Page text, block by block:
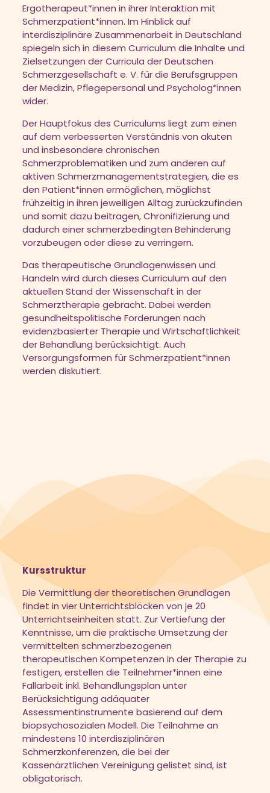
Ergotherapeut*innen in ihrer Interaktion mit
Schmerzpatient*innen. Im Hinblick auf
interdisziplinäre Zusammenarbeit in Deutschland
spiegeln sich in diesem Curriculum die Inhalte und
Zielsetzungen der Curricula der Deutschen
Schmerzgesellschaft e. V. für die Berufsgruppen
der Medizin, Pflegepersonal und Psycholog*innen
wider.
Der Hauptfokus des Curriculums liegt zum einen
auf dem verbesserten Verständnis von akuten
und insbesondere chronischen
Schmerzproblematiken und zum anderen auf
aktiven Schmerzmanagementstrategien, die es
den Patient*innen ermöglichen, möglichst
frühzeitig in ihren jeweiligen Alltag zurückzufinden
und somit dazu beitragen, Chronifizierung und
dadurch einer schmerzbedingten Behinderung
vorzubeugen oder diese zu verringern.
Das therapeutische Grundlagenwissen und
Handeln wird durch dieses Curriculum auf den
aktuellen Stand der Wissenschaft in der
Schmerztherapie gebracht. Dabei werden
gesundheitspolitische Forderungen nach
evidenzbasierter Therapie und Wirtschaftlichkeit
der Behandlung berücksichtigt. Auch
Versorgungsformen für Schmerzpatient*innen
werden diskutiert.
Kursstruktur
Die Vermittlung der theoretischen Grundlagen
findet in vier Unterrichtsblöcken von je 20
Unterrichtseinheiten statt. Zur Vertiefung der
Kenntnisse, um die praktische Umsetzung der
vermittelten schmerzbezogenen
therapeutischen Kompetenzen in der Therapie zu
festigen, erstellen die Teilnehmer*innen eine
Fallarbeit inkl. Behandlungsplan unter
Berücksichtigung adäquater
Assessmentinstrumente basierend auf dem
biopsychosozialen Modell. Die Teilnahme an
mindestens 10 interdisziplinären
Schmerzkonferenzen, die bei der
Kassenärztlichen Vereinigung gelistet sind, ist
obligatorisch.